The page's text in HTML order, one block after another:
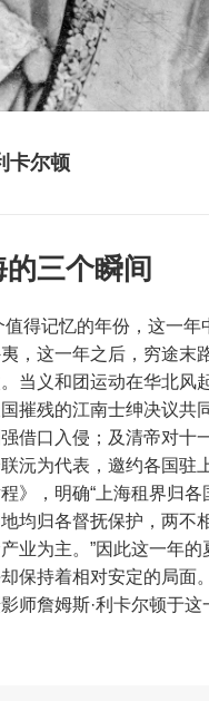
卡尔顿
三个瞬间
得记忆的年份，这一年
，这一年之后，穷途末
当义和团运动在华北风
摧残的江南士绅决议共
借口入侵；及清帝对十
沅为代表，邀约各国驻
》，明确“上海租界归各
均归各督抚保护，两不
业为主。”因此这一年的
保持着相对安定的局面
师詹姆斯·利卡尔顿于这